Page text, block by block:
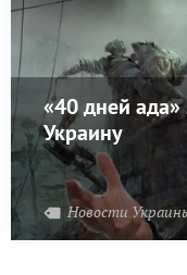
«40 дней ада»
Украину
Новости